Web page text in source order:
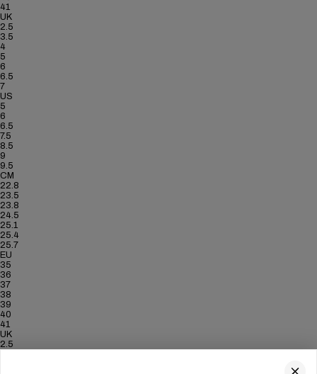
41
UK
2.5
3.5
4
5
6
6.5
7
US
5
6
6.5
7.5
8.5
9
9.5
CM
22.8
23.5
23.8
24.5
25.1
25.4
25.7
EU
35
36
37
38
39
40
41
UK
2.5